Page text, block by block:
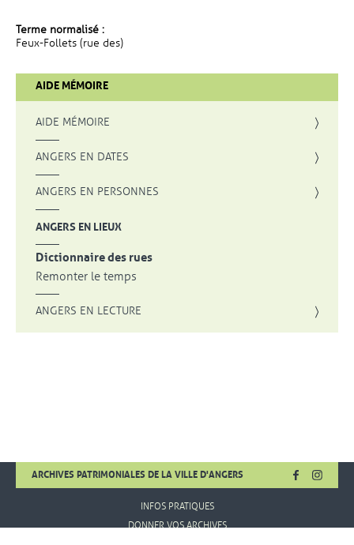
Terme normalisé :
Feux-Follets (rue des)
AIDE MÉMOIRE
AIDE MÉMOIRE
ANGERS EN DATES
ANGERS EN PERSONNES
ANGERS EN LIEUX
Dictionnaire des rues
Remonter le temps
ANGERS EN LECTURE
ARCHIVES PATRIMONIALES DE LA VILLE D'ANGERS FACEBOOK
, OUVRE
,
INFOS PRATIQUES
DONNER VOS ARCHIVES